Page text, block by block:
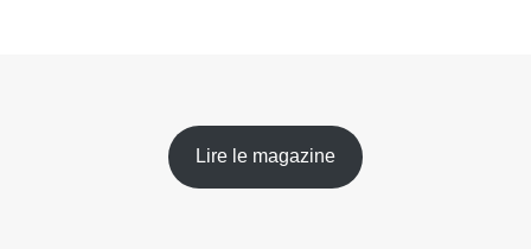
Lire le magazine